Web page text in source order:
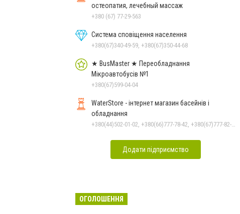
остеопатия, лечебный массаж
+380 (67) 77-29-563
Система сповіщення населення
+380(67)340-49-59, +380(67)350-44-68
★ BusMaster ★ Переобладнання
Мікроавтобусів №1
+380(67)599-04-04
WaterStore - інтернет магазин басейнів і
обладнання
Додати підприємство
ОГОЛОШЕННЯ